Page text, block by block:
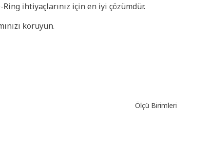
ihtiyaçlarınız için en iyi çözümdür.
koruyun.
Ölçü Birimleri